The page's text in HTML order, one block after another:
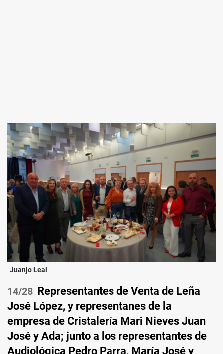
Juanjo Leal
/28 Representantes de Venta de Leña
José López, y representanes de la
empresa de Cristalería Mari Nieves Juan
José y Ada; junto a los representantes de
Audiológica Pedro Parra, María José y